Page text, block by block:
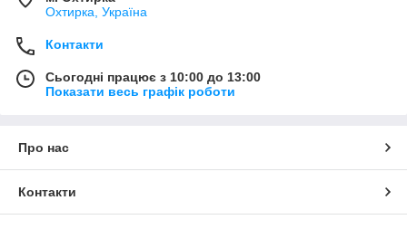
Охтирка, Україна
Контакти
Сьогодні працює з 10:00 до 13:00
Показати весь графік роботи
Про нас
Контакти